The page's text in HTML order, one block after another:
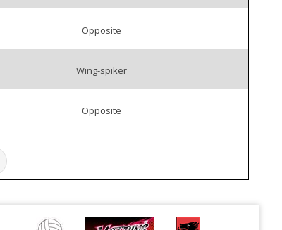
Opposite
Wing-spiker
Opposite